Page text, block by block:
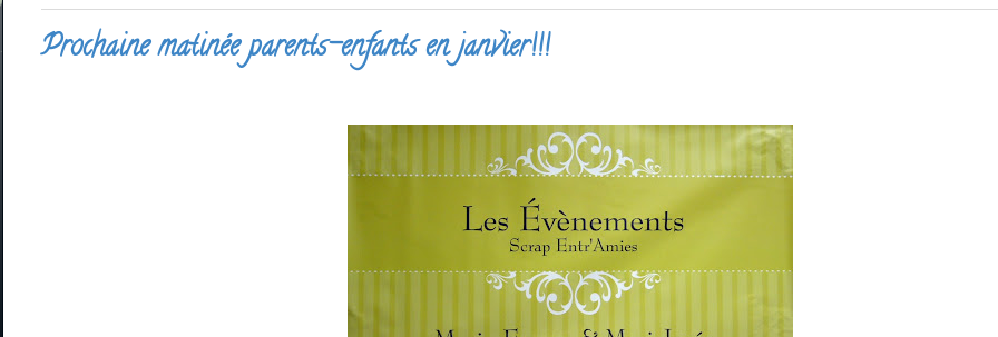
Prochaine matinée parents-enfants en janvier!!!